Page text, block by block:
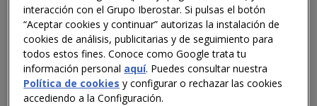
30 oct 2024 · Corporativo
Iberostar Hotels & Resorts reconece
agencias de viajes de Chile
05 ago 2024 · Corporativo
interacción con el Grupo Iberostar. Si pulsas el botón
“Aceptar cookies y continuar” autorizas la instalación de
cookies de análisis, publicitarias y de seguimiento para
todos estos fines. Conoce como Google trata tu
información personal aquí. Puedes consultar nuestra
Política de cookies y configurar o rechazar las cookies
accediendo a la Configuración.